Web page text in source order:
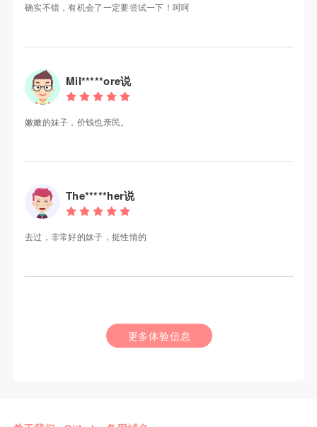
确实不错，有机会了一定要尝试一下！呵呵
Mil*****ore说
嫩嫩的妹子，价钱也亲民。
The*****her说
去过，非常好的妹子，挺性情的
更多体验信息